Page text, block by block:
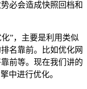
必会造成快照回档和
化”，主要是利用类似
名靠前。比如优化网
前等。现在我们讲的
中进行优化。